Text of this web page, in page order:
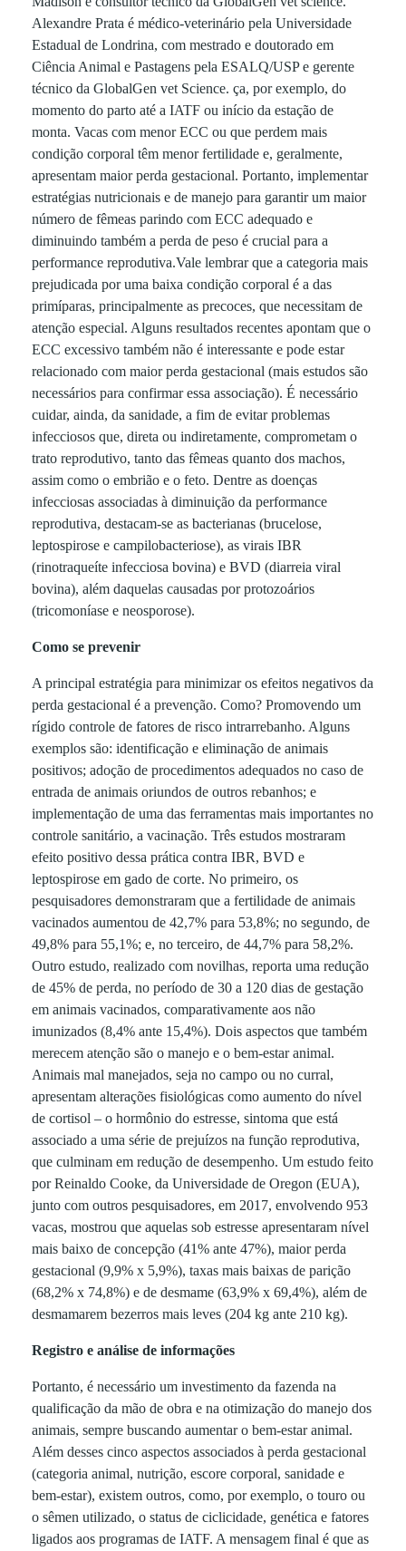
d
i
r
p
a
r
a
c
o
m
p
r
e
e
n
d
e
r
Alexandre Prata é médico-veterinário pela Universidade
Estadual de Londrina, com mestrado e doutorado em
Ciência Animal e Pastagens pela ESALQ/USP e gerente
técnico da GlobalGen vet Science. ça, por exemplo, do
momento do parto até a IATF ou início da estação de
monta. Vacas com menor ECC ou que perdem mais
condição corporal têm menor fertilidade e, geralmente,
apresentam maior perda gestacional. Portanto, implementar
estratégias nutricionais e de manejo para garantir um maior
número de fêmeas parindo com ECC adequado e
diminuindo também a perda de peso é crucial para a
performance reprodutiva.Vale lembrar que a categoria mais
prejudicada por uma baixa condição corporal é a das
primíparas, principalmente as precoces, que necessitam de
atenção especial. Alguns resultados recentes apontam que o
ECC excessivo também não é interessante e pode estar
relacionado com maior perda gestacional (mais estudos são
necessários para confirmar essa associação). É necessário
cuidar, ainda, da sanidade, a fim de evitar problemas
infecciosos que, direta ou indiretamente, comprometam o
trato reprodutivo, tanto das fêmeas quanto dos machos,
assim como o embrião e o feto. Dentre as doenças
infecciosas associadas à diminuição da performance
reprodutiva, destacam-se as bacterianas (brucelose,
leptospirose e campilobacteriose), as virais IBR
(rinotraqueíte infecciosa bovina) e BVD (diarreia viral
bovina), além daquelas causadas por protozoários
(tricomoníase e neosporose).
Como se prevenir
A principal estratégia para minimizar os efeitos negativos da
perda gestacional é a prevenção. Como? Promovendo um
rígido controle de fatores de risco intrarrebanho. Alguns
exemplos são: identificação e eliminação de animais
positivos; adoção de procedimentos adequados no caso de
entrada de animais oriundos de outros rebanhos; e
implementação de uma das ferramentas mais importantes no
controle sanitário, a vacinação. Três estudos mostraram
efeito positivo dessa prática contra IBR, BVD e
leptospirose em gado de corte. No primeiro, os
pesquisadores demonstraram que a fertilidade de animais
vacinados aumentou de 42,7% para 53,8%; no segundo, de
49,8% para 55,1%; e, no terceiro, de 44,7% para 58,2%.
Outro estudo, realizado com novilhas, reporta uma redução
de 45% de perda, no período de 30 a 120 dias de gestação
em animais vacinados, comparativamente aos não
imunizados (8,4% ante 15,4%). Dois aspectos que também
merecem atenção são o manejo e o bem-estar animal.
Animais mal manejados, seja no campo ou no curral,
apresentam alterações fisiológicas como aumento do nível
de cortisol – o hormônio do estresse, sintoma que está
associado a uma série de prejuízos na função reprodutiva,
que culminam em redução de desempenho. Um estudo feito
por Reinaldo Cooke, da Universidade de Oregon (EUA),
junto com outros pesquisadores, em 2017, envolvendo 953
vacas, mostrou que aquelas sob estresse apresentaram nível
mais baixo de concepção (41% ante 47%), maior perda
gestacional (9,9% x 5,9%), taxas mais baixas de parição
(68,2% x 74,8%) e de desmame (63,9% x 69,4%), além de
desmamarem bezerros mais leves (204 kg ante 210 kg).
Registro e análise de informações
Portanto, é necessário um investimento da fazenda na
qualificação da mão de obra e na otimização do manejo dos
animais, sempre buscando aumentar o bem-estar animal.
Além desses cinco aspectos associados à perda gestacional
(categoria animal, nutrição, escore corporal, sanidade e
bem-estar), existem outros, como, por exemplo, o touro ou
o sêmen utilizado, o status de ciclicidade, genética e fatores
ligados aos programas de IATF. A mensagem final é que as